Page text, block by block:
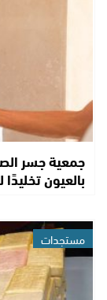
جمعية جسر
بالعيون
مستجدات